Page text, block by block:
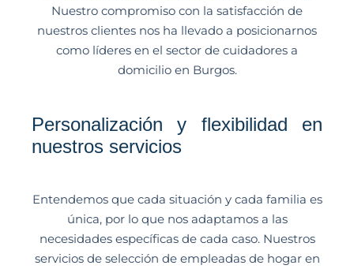
Nuestro compromiso con la satisfacción de
nuestros clientes nos ha llevado a posicionarnos
como líderes en el sector de cuidadores a
domicilio en Burgos.
Personalización y flexibilidad en
nuestros servicios
Entendemos que cada situación y cada familia es
única, por lo que nos adaptamos a las
necesidades específicas de cada caso. Nuestros
servicios de selección de empleadas de hogar en